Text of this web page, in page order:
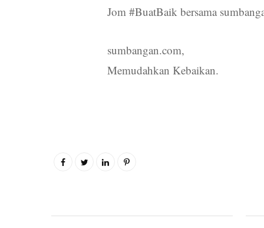
Jom #BuatBaik bersama
sumbangan.com,
Memudahkan Kebaikan.